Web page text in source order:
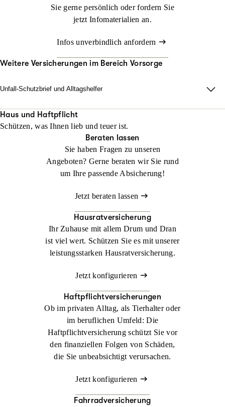
Sie gerne persönlich oder fordern Sie
jetzt Infomaterialien an.
Infos unverbindlich anfordern
Weitere Versicherungen im Bereich Vorsorge
Unfall-Schutzbrief und Alltagshelfer
Ihr Alltag nach einem Unfall innerhalb von 48 Stunden neu
organisiert ist.
Jetzt konfigurieren Jetzt beraten lassen
Haus und Haftpflicht
Schützen, was Ihnen lieb und teuer ist.
Beraten lassen
Sie haben Fragen zu unseren
Angeboten? Gerne beraten wir Sie rund
um Ihre passende Absicherung!
Jetzt beraten lassen
Hausratversicherung
Ihr Zuhause mit allem Drum und Dran
ist viel wert. Schützen Sie es mit unserer
leistungsstarken Hausratversicherung.
Jetzt konfigurieren
Haftpflichtversicherungen
Ob im privaten Alltag, als Tierhalter oder
im beruflichen Umfeld: Die
Haftpflichtversicherung schützt Sie vor
den finanziellen Folgen von Schäden,
die Sie unbeabsichtigt verursachen.
Jetzt konfigurieren
Fahrradversicherung